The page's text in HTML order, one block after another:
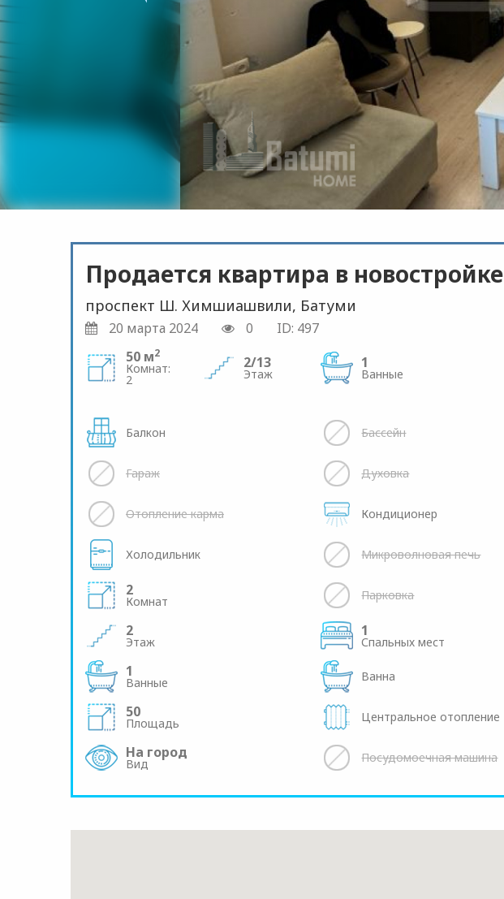
Продается квартира в новостройке
проспект Ш. Химшиашвили, Батуми
20 марта 2024 0 ID: 497
50 м2
Комнат:
2
2/13
Этаж
1
Ванные
Балкон Бассейн
Гараж Духовка
Отопление карма Кондиционер
Холодильник Микроволновая печь
2
Комнат Парковка
2
Этаж
1
Спальных мест
1
Ванные Ванна
50
Площадь Центральное отопление
На город
Вид Посудомоечная машина